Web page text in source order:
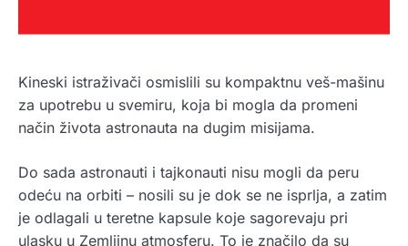
Kineski istraživači osmislili su kompaktnu veš-mašinu
za upotrebu u svemiru, koja bi mogla da promeni
način života astronauta na dugim misijama.
Do sada astronauti i tajkonauti nisu mogli da peru
odeću na orbiti – nosili su je dok se ne isprlja, a zatim
je odlagali u teretne kapsule koje sagorevaju pri
ulasku u Zemljinu atmosferu. To je značilo da su